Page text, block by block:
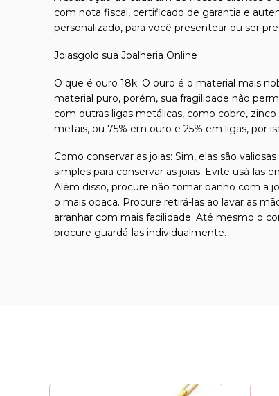
com nota fiscal, certificado de garantia e
personalizado, para você presentear ou ser
Joiasgold sua Joalheria Online
O que é ouro 18k: O ouro é o material mais
material puro, porém, sua fragilidade não
com outras ligas metálicas, como cobre,
metais, ou 75% em ouro e 25% em ligas, por
Como conservar as joias: Sim, elas são
simples para conservar as joias. Evite usá-
Além disso, procure não tomar banho com a
o mais opaca. Procure retirá-las ao lavar as
arranhar com mais facilidade. Até mesmo o
procure guardá-las individualmente.